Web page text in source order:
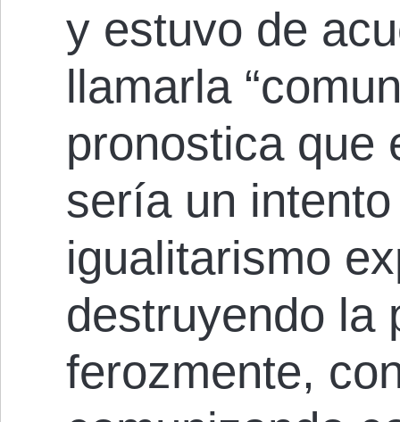
y estuvo de
llamarla
pronostica que
sería un
igualitarismo
destruyendo la
ferozmente,